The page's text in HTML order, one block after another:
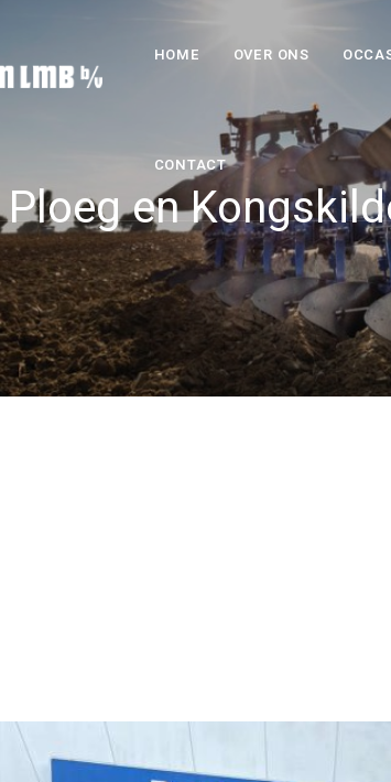
HOME OVER ONS
CONTACT
en